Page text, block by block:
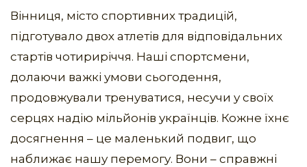
Вінниця, місто спортивних традицій,
підготувало двох атлетів для відповідальних
стартів чотириріччя. Наші спортсмени,
долаючи важкі умови сьогодення,
продовжували тренуватися, несучи у своїх
серцях надію мільйонів українців. Кожне їхнє
досягнення – це маленький подвиг, що
наближає нашу перемогу. Вони – справжні